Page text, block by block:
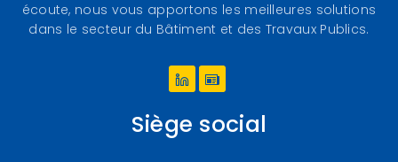
écoute, nous vous apportons les meilleures solutions
dans le secteur du Bâtiment et des Travaux Publics.
Linkedin
Siège social